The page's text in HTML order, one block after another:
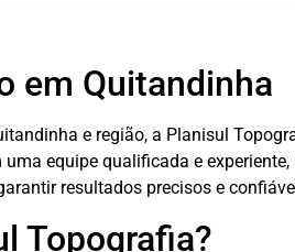
em Quitandinha
e região, a Planisul
equipe qualificada e
resultados precisos e
Topografia?